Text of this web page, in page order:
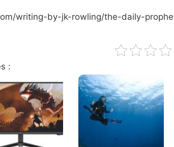
writing-by-jk-rowling/the-daily-
: